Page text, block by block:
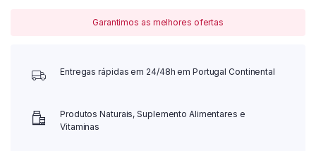
Garantimos as melhores ofertas
Entregas rápidas em 24/48h em Portugal Continental
Produtos Naturais, Suplemento Alimentares e
Vitaminas